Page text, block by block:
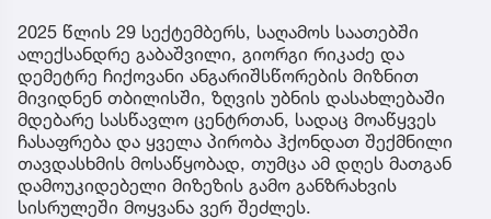
2025 წლის 29 სექტემბერს, საღამოს საათებში
ალექსანდრე გაბაშვილი, გიორგი რიკაძე და
დემეტრე ჩიქოვანი ანგარიშსწორების მიზნით
მივიდნენ თბილისში, ზღვის უბნის დასახლებაში
მდებარე სასწავლო ცენტრთან, სადაც მოაწყვეს
ჩასაფრება და ყველა პირობა ჰქონდათ შექმნილი
თავდასხმის მოსაწყობად, თუმცა ამ დღეს მათგან
დამოუკიდებელი მიზეზის გამო განზრახვის
სისრულეში მოყვანა ვერ შეძლეს.